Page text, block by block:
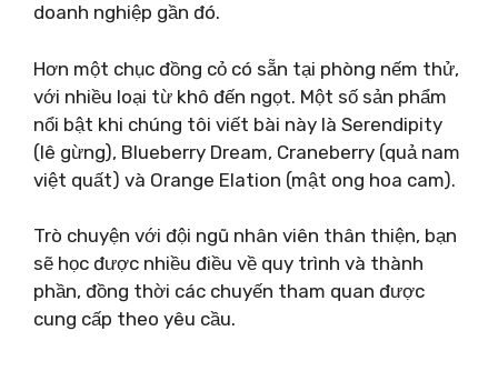
doanh nghiệp gần đó.
Hơn một chục đồng cỏ có sẵn tại phòng nếm thử,
với nhiều loại từ khô đến ngọt. Một số sản phẩm
nổi bật khi chúng tôi viết bài này là Serendipity
(lê gừng), Blueberry Dream, Craneberry (quả nam
việt quất) và Orange Elation (mật ong hoa cam).
Trò chuyện với đội ngũ nhân viên thân thiện, bạn
sẽ học được nhiều điều về quy trình và thành
phần, đồng thời các chuyến tham quan được
cung cấp theo yêu cầu.